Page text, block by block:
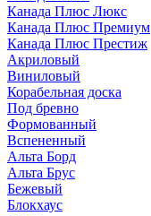
Канада Плюс Люкс
Канада Плюс Премиум
Канада Плюс Престиж
Акриловый
Виниловый
Корабельная доска
Под бревно
Формованный
Вспененный
Альта Борд
Альта Брус
Бежевый
Блокхаус